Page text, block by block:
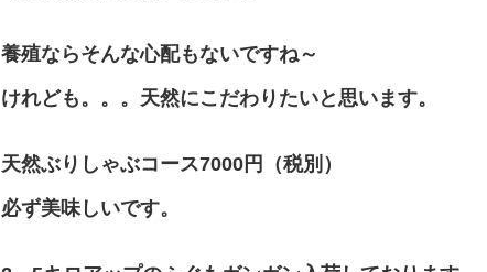
養殖ならそんな心配もないですね～
けれども。。。天然にこだわりたいと思います。
天然ぶりしゃぶコース7000円（税別）
必ず美味しいです。